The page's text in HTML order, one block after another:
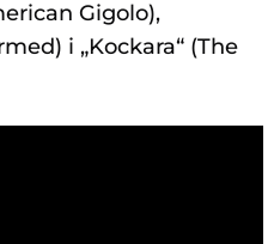
Gigolo),
i „Kockara“ (The